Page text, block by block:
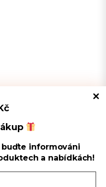
s cookies
webových stránek a našich
informováni
a nabídkách!